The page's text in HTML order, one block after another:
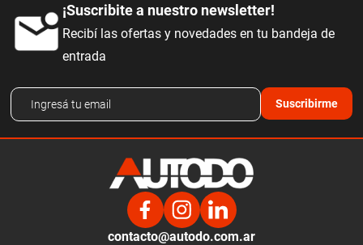
¡Suscribite a nuestro newsletter!
Recibí las ofertas y novedades en tu bandeja de
entrada
Suscribirme
contacto@autodo.com.ar